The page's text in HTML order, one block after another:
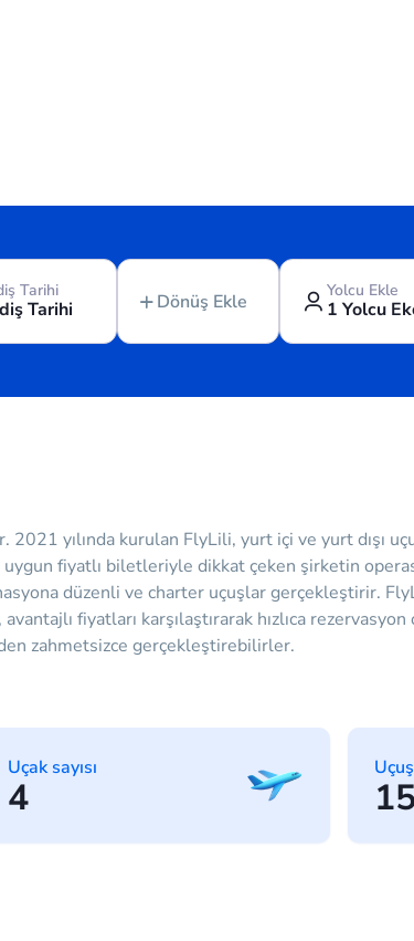
Tarihi
Tarihi Dönüş Ekle Yolcu Ekle
yılında kurulan FlyLili, yurt içi ve yurt dışı
fiyatlı biletleriyle dikkat çeken şirketin
düzenli ve charter uçuşlar gerçekleştirir.
fiyatları karşılaştırarak hızlıca
zahmetsizce gerçekleştirebilirler.
Uçak sayısı
4